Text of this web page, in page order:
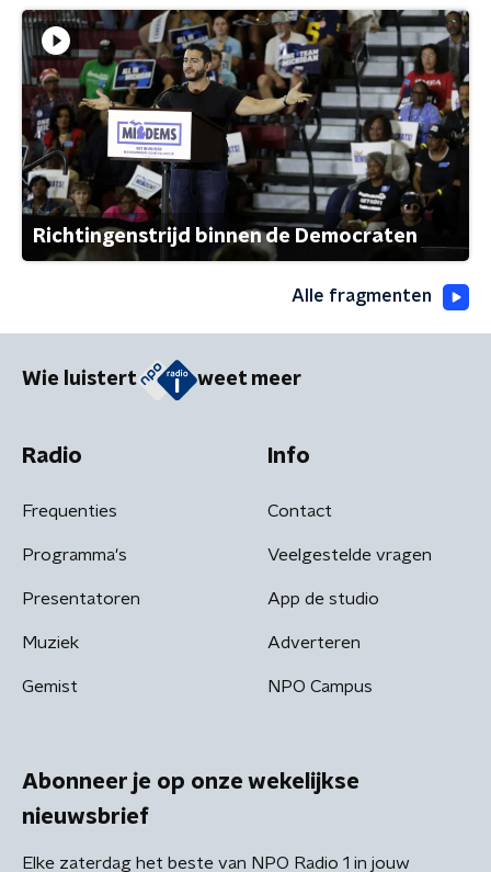
Richtingenstrijd binnen de Democraten
Alle fragmenten
Wie luistert weet meer
Radio
Frequenties
Programma's
Presentatoren
Muziek
Gemist
Info
Contact
Veelgestelde vragen
App de studio
Adverteren
NPO Campus
Abonneer je op onze wekelijkse
nieuwsbrief
Elke zaterdag het beste van NPO Radio 1 in jouw